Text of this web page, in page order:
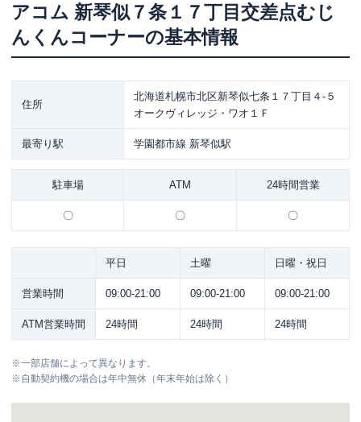
アコム 新琴似７条１７丁目交差点むじ
んくんコーナーの基本情報
住所
北海道札幌市北区新琴似七条１７丁目４-５
オークヴィレッジ・ワオ１Ｆ
最寄り駅 学園都市線 新琴似駅
駐車場 ATM 24時間営業
〇 〇 〇
平日 土曜 日曜・祝日
営業時間 09:00-21:00 09:00-21:00 09:00-21:00
ATM営業時間 24時間 24時間 24時間
※一部店舗によって異なります。
※自動契約機の場合は年中無休（年末年始は除く）